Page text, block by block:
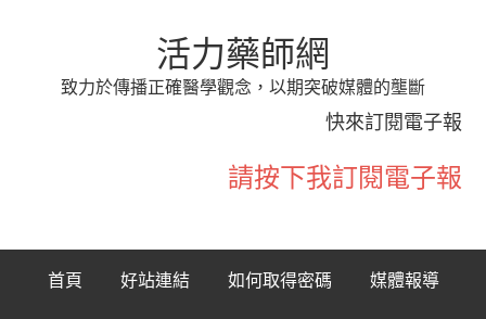
活力藥師網
致力於傳播正確醫學觀念，以期突破媒體的壟斷
快來訂閱電子報
請按下我訂閱電子報
首頁 好站連結 如何取得密碼 媒體報導